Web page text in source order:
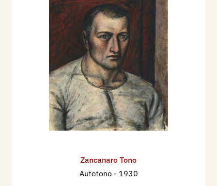
Zancanaro Tono
Autotono - 1930